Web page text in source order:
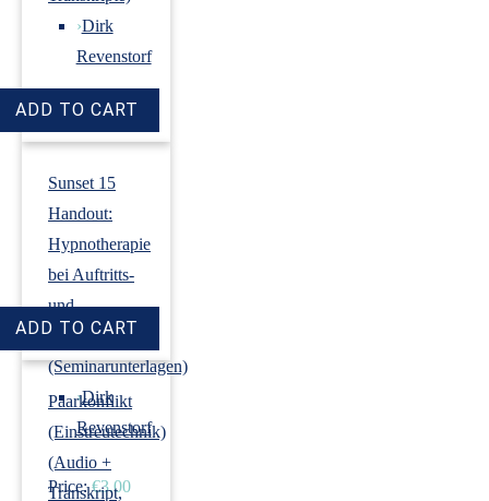
›Dirk
Revenstorf
Price: €18.00
Sunset 15
Handout:
Hypnotherapie
bei Auftritts-
und
Prüfungsangst
(Seminarunterlagen)
›Dirk
Revenstorf
Price: €3.00
Paarkonflikt
(Einstreutechnik)
(Audio +
Transkript,